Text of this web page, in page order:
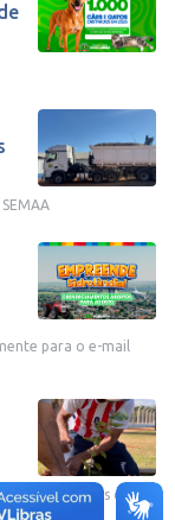
para o e-mail
frequentadores do